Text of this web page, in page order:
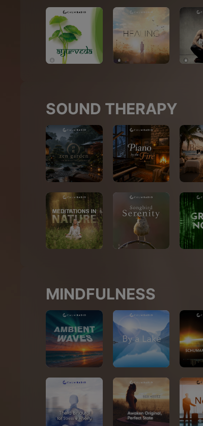
SOUND THERAPY
MINDFULNESS